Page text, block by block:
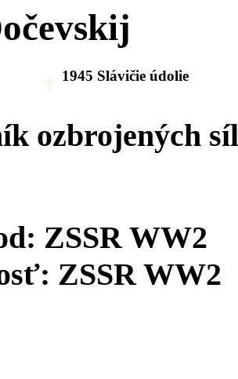
1945 Slávičie údolie
ozbrojených síl
ZSSR WW2
ZSSR WW2